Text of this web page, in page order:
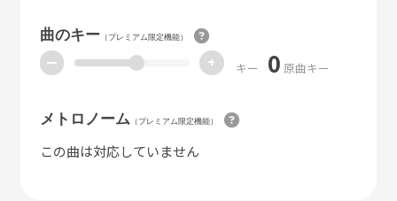
曲のキー（プレミアム限定機能）
ー + キー 0 原曲キー
メトロノーム （プレミアム限定機能）
この曲は対応していません